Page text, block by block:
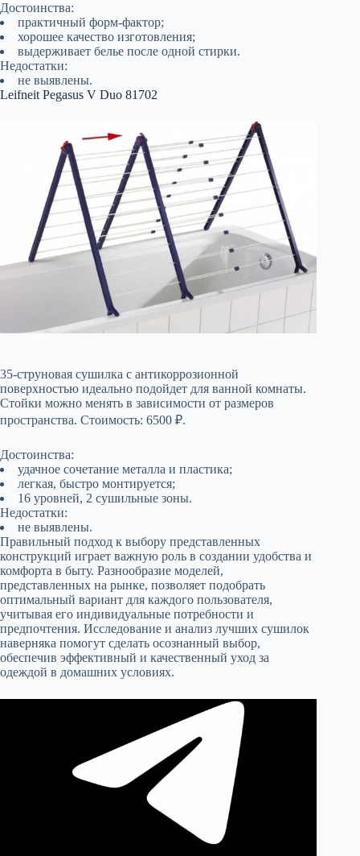
Достоинства:
практичный форм-фактор;
хорошее качество изготовления;
выдерживает белье после одной стирки.
Недостатки:
не выявлены.
Leifneit Pegasus V Duo 81702
35-струновая сушилка с антикоррозионной
поверхностью идеально подойдет для ванной комнаты.
Стойки можно менять в зависимости от размеров
пространства. Стоимость: 6500 ₽.
Достоинства:
удачное сочетание металла и пластика;
легкая, быстро монтируется;
16 уровней, 2 сушильные зоны.
Недостатки:
не выявлены.
Правильный подход к выбору представленных
конструкций играет важную роль в создании удобства и
комфорта в быту. Разнообразие моделей,
представленных на рынке, позволяет подобрать
оптимальный вариант для каждого пользователя,
учитывая его индивидуальные потребности и
предпочтения. Исследование и анализ лучших сушилок
наверняка помогут сделать осознанный выбор,
обеспечив эффективный и качественный уход за
одеждой в домашних условиях.